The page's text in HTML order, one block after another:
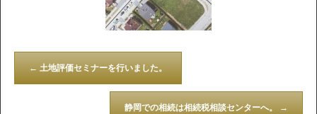
← 土地評価セミナーを行いました。
静岡での相続は相続税相談センターへ。 →